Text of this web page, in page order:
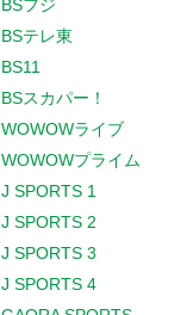
BSフジ
BSテレ東
BS11
BSスカパー！
WOWOWライブ
WOWOWプライム
J SPORTS 1
J SPORTS 2
J SPORTS 3
J SPORTS 4